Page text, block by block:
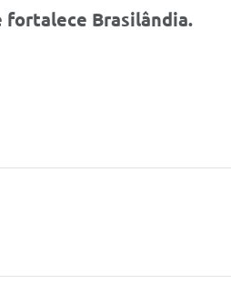
fortalece Brasilândia.